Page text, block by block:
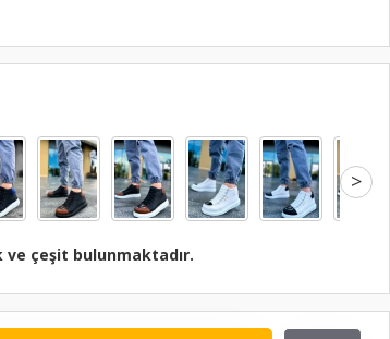
>
ve çeşit bulunmaktadır.